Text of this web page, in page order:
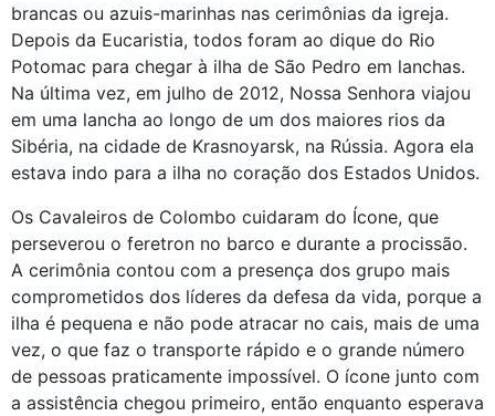
brancas ou azuis-marinhas nas cerimônias da igreja.
Depois da Eucaristia, todos foram ao dique do Rio
Potomac para chegar à ilha de São Pedro em lanchas.
Na última vez, em julho de 2012, Nossa Senhora viajou
em uma lancha ao longo de um dos maiores rios da
Sibéria, na cidade de Krasnoyarsk, na Rússia. Agora ela
estava indo para a ilha no coração dos Estados Unidos.
Os Cavaleiros de Colombo cuidaram do Ícone, que
perseverou o feretron no barco e durante a procissão.
A cerimônia contou com a presença dos grupo mais
comprometidos dos líderes da defesa da vida, porque a
ilha é pequena e não pode atracar no cais, mais de uma
vez, o que faz o transporte rápido e o grande número
de pessoas praticamente impossível. O ícone junto com
a assistência chegou primeiro, então enquanto esperava